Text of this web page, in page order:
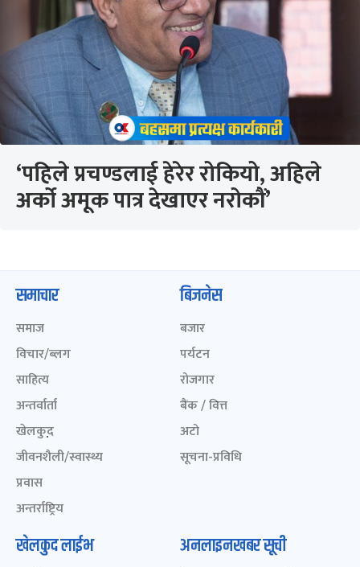
‘पहिले प्रचण्डलाई हेरेर रोकियो, अहिले
अर्को अमूक पात्र देखाएर नरोकौं’
समाचार
समाज
विचार/ब्लग
साहित्य
अन्तर्वार्ता
खेलकुद़़
जीवनशैली/स्वास्थ्य
प्रवास
अन्तर्राष्ट्रिय
बिजनेस
बजार
पर्यटन
रोजगार
बैंक / वित्त
अटो
सूचना-प्रविधि
खेलकुद लाईभ अनलाइनखबर सूची